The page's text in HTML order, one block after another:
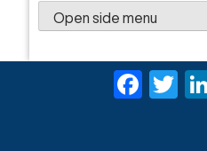
Open side menu
F
T